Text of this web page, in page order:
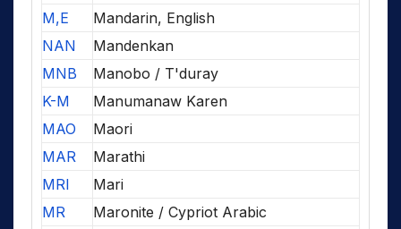
M,E
Mandarin, English
NAN
Mandenkan
MNB
Manobo / T'duray
K-M
Manumanaw Karen
MAO
Maori
MAR
Marathi
MRI
Mari
MR
Maronite / Cypriot Arabic